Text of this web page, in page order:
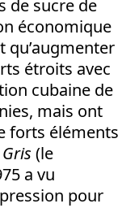
de sucre de
économique
qu’augmenter
étroits avec
cubaine de
mais ont
forts éléments
(le
a vu
pour